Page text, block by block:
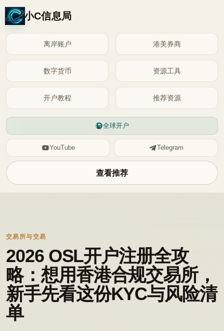
小C信息局
离岸账户 港美券商
数字货币 资源工具
开户教程 推荐资源
全球开户
YouTube Telegram
查看推荐
交易所与交易
2026 OSL开户注册全攻
略：想用香港合规交易所，
新手先看这份KYC与风险清
单